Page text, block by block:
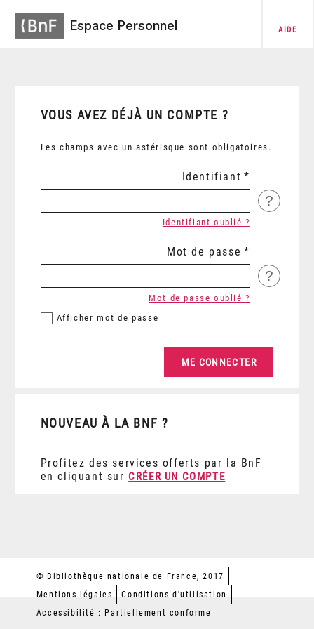
Espace Personnel AIDE
VOUS AVEZ DÉJÀ UN COMPTE ?
Les champs avec un astérisque sont obligatoires.
Identifiant
?
Identifiant oublié ?
Mot de passe
?
Afficher mot de passe
Mot de passe oublié ?
NOUVEAU À LA BNF ?
Profitez des services offerts par la BnF
en cliquant sur CRÉER UN COMPTE
© Bibliothèque nationale de France, 2017
Mentions légales
Conditions d'utilisation
Accessibilité : Partiellement conforme